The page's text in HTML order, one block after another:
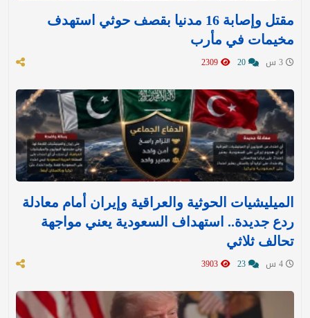
مقتل وإصابة 16 مدنيا بقصف حوثي استهدف
مخيمات في مأرب
الميليشيات الحوثية والعراقية وإيران أمام معادلة
ردع جديدة.. استهداف السعودية يعني مواجهة
تحالف ثلاثي